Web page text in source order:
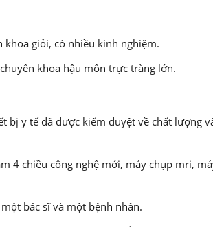
khoa giỏi, có nhiều kinh nghiệm.
khoa hậu môn trực tràng lớn.
bị y tế đã được kiểm duyệt về chất lượng
4 chiều công nghệ mới, máy chụp mri,
bác sĩ và một bệnh nhân.